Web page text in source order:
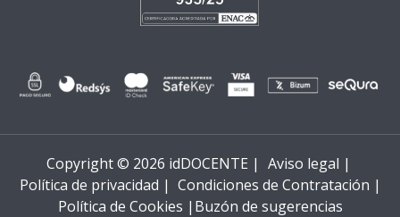
Copyright © 2026 idDOCENTE | Aviso legal |
Política de privacidad | Condiciones de Contratación |
Política de Cookies | Buzón de sugerencias